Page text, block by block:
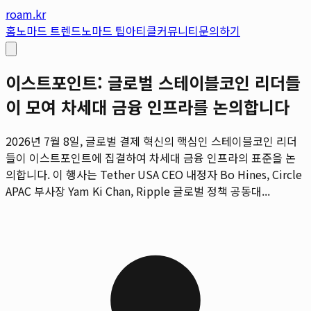
roam.kr
홈노마드 트렌드노마드 팁아티클커뮤니티문의하기
이스트포인트: 글로벌 스테이블코인 리더들
이 모여 차세대 금융 인프라를 논의합니다
2026년 7월 8일, 글로벌 결제 혁신의 핵심인 스테이블코인 리더
들이 이스트포인트에 집결하여 차세대 금융 인프라의 표준을 논
의합니다. 이 행사는 Tether USA CEO 내정자 Bo Hines, Circle
APAC 부사장 Yam Ki Chan, Ripple 글로벌 정책 공동대...